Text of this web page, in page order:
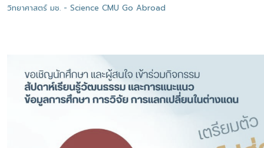
วิทยาศาสตร์ มช. - Science CMU Go Abroad